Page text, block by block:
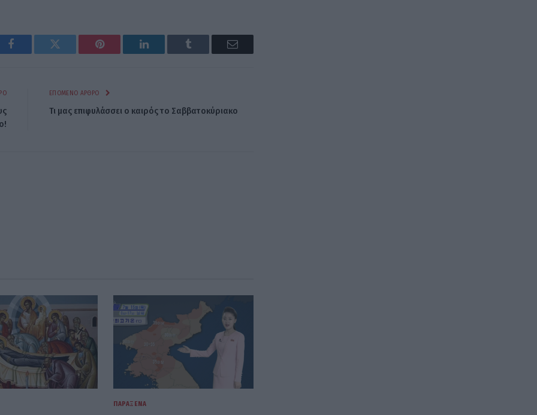
Facebook Twitter Pinterest LinkedIn Tumblr Email
ΕΠΌΜΕΝΟ ΆΡΘΡΟ
Τι μας επιφυλάσσει ο καιρός το Σαββατοκύριακο
ΠΑΡΆΞΕΝΑ